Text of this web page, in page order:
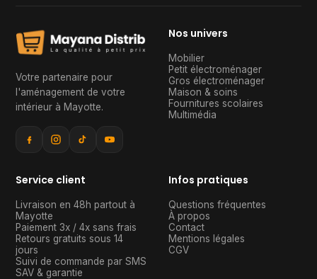
Votre partenaire pour
l'aménagement de votre
intérieur à Mayotte.
Nos univers
Mobilier
Petit électroménager
Gros électroménager
Maison & soins
Fournitures scolaires
Multimédia
Service client
Livraison en 48h partout à
Mayotte
Paiement 3x / 4x sans frais
Retours gratuits sous 14
jours
Suivi de commande par SMS
SAV & garantie
Infos pratiques
Questions fréquentes
À propos
Contact
Mentions légales
CGV